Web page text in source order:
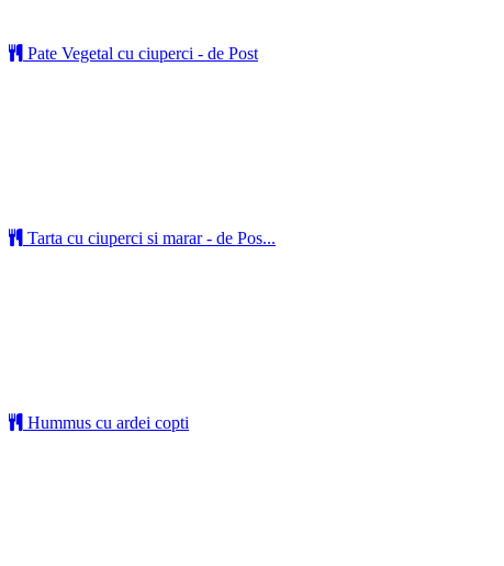
Pate Vegetal cu ciuperci - de Post
Tarta cu ciuperci si marar - de Pos...
Hummus cu ardei copti